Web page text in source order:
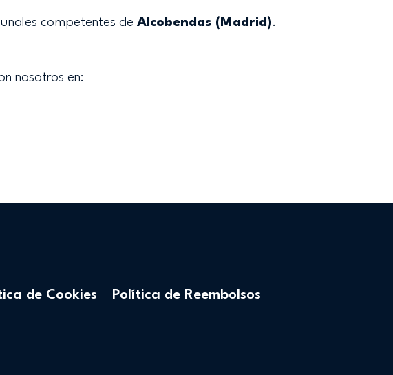
competentes deAlcobendas (Madrid).
nosotros en:
de Cookies Política de Reembolsos